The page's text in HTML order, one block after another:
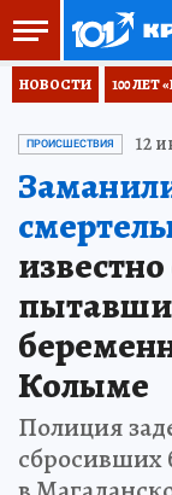
НОВОСТИ 100
ПРОИСШЕСТВИЯ 12
Колыме
Полиция
сбросивших